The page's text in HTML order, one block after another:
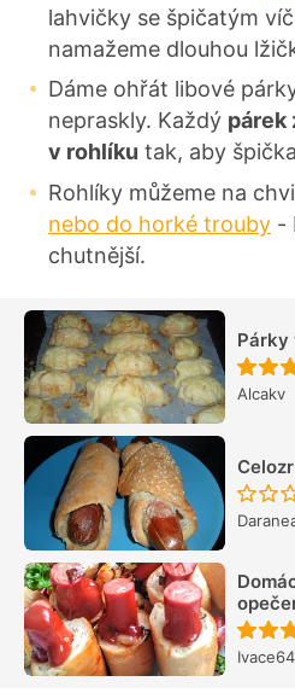
lahvičky se špičatým
namažeme dlouhou
Dáme ohřát libové
nepraskly. Každý párek
v rohlíku tak, aby
Rohlíky můžeme na
nebo do horké trouby -
chutnější.
Párky
Alcakv
Ivace64